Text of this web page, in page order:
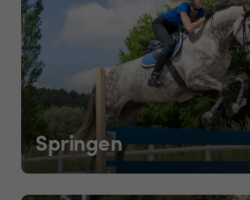
Springen